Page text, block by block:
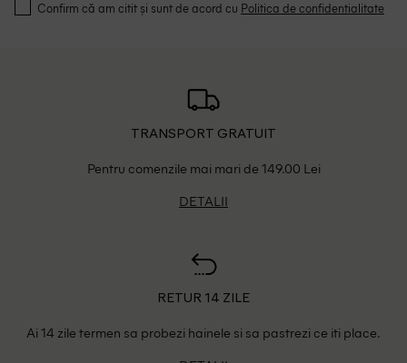
Confirm că am citit și sunt de acord cu Politica de confidentialitate
TRANSPORT GRATUIT
Pentru comenzile mai mari de 149.00 Lei
DETALII
RETUR 14 ZILE
Ai 14 zile termen sa probezi hainele si sa pastrezi ce iti place.